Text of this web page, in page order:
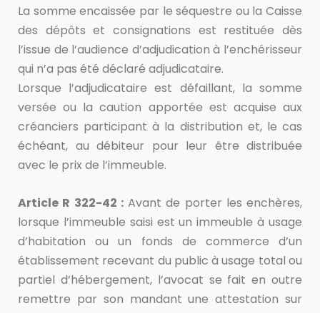
La somme encaissée par le séquestre ou la Caisse
des dépôts et consignations est restituée dès
l’issue de l’audience d’adjudication à l’enchérisseur
qui n’a pas été déclaré adjudicataire.
Lorsque l’adjudicataire est défaillant, la somme
versée ou la caution apportée est acquise aux
créanciers participant à la distribution et, le cas
échéant, au débiteur pour leur être distribuée
avec le prix de l’immeuble.
Article R 322-42 :Avant de porter les enchères,
lorsque l’immeuble saisi est un immeuble à usage
d’habitation ou un fonds de commerce d’un
établissement recevant du public à usage total ou
partiel d’hébergement, l’avocat se fait en outre
remettre par son mandant une attestation sur